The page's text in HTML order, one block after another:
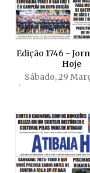
Edição 1746 -
Hoje
Sábado, 29